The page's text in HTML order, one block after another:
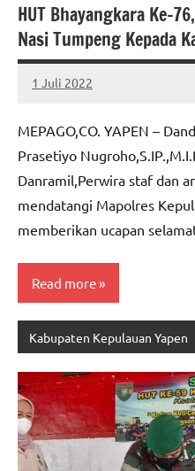
HUT Bhayangkara Ke-
Nasi Tumpeng Kepada
1 Juli 2022
MEPAGO
No
MEPAGO,CO. YAPEN –
Prasetiyo
Danramil,Perwira staf dan
mendatangi Mapolres
memberikan ucapan
Read more
Kabupaten Kepulauan Yapen